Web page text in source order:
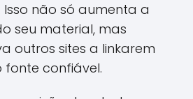
não só aumenta a
seu material, mas
outros sites a linkarem
confiável.